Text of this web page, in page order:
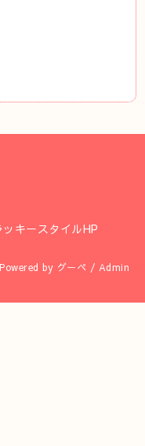
キースタイルHP
Powered by グーペ / Admin